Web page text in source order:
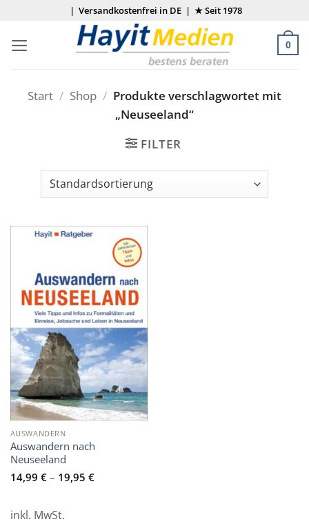
springen
| Versandkostenfrei in DE | ★ Seit 1978
0
Start / Shop / Produkte verschlagwortet mit
„Neuseeland“
FILTER
AUSWANDERN
Auswandern nach
Neuseeland
14,99 €– 19,95 €
inkl. MwSt.